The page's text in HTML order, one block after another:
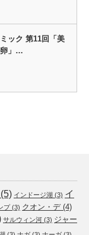
ック 第11回「美
卵」…
(5) インドージ湖 (3) イ
プ(3) クオン・デ(4)
サルウィン河 (3) ジャー